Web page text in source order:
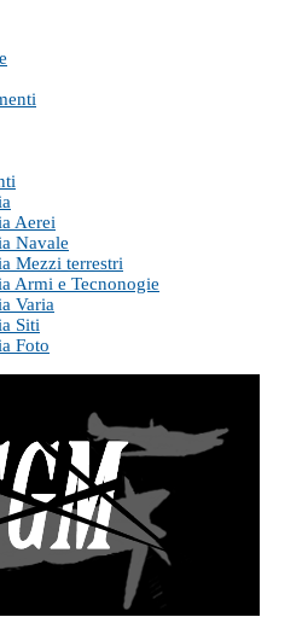
Aerei
Navale
Mezzi terrestri
Armi e Tecnonogie
Varia
Siti
Foto